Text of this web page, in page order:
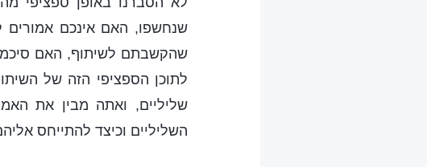
שנחשפו, האם אינכם אמורים
שהקשבתם לשיתוף, האם
לתוכן הספציפי הזה של
שליליים, ואתה מבין את
השליליים וכיצד להתייחס